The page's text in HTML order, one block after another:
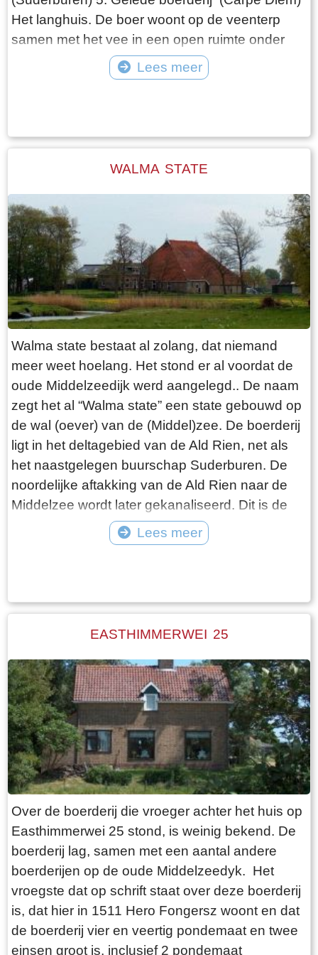
Het langhuis. De boer woont op de veenterp
samen met het vee in een open ruimte onder
één dak. De ontwikkeling van de boerderij gaat
de volgende fase in, als de boer gescheiden
lager is dan het voorhuis. Daarachter de schuur,
naast de boerderij in de hooiberg opgeslagen.
Het laatste langhuis met de bijbehorende
hooiberg in Fryslân staat, volledig
gerestaureerd, in het dorp Warten. Het is als
museum ingericht ( bouwjaar 1725)
Lees meer
WALMA STATE
Walma state bestaat al zolang, dat niemand
meer weet hoelang. Het stond er al voordat de
oude Middelzeedijk werd aangelegd.. De naam
zegt het al “Walma state” een state gebouwd op
de wal (oever) van de (Middel)zee. De boerderij
ligt in het deltagebied van de Ald Rien, net als
het naastgelegen buurschap Suderburen. De
noordelijke aftakking van de Ald Rien naar de
Middelzee wordt later gekanaliseerd. Dit is de
Folsgaasteropvaart. Een kreek die hierop uit
komt, is de oude opvaart naar de boerderij. Bij
Walma State is één van de boerderijen op deze
zwanenjacht. Op oude kaarten staat naast de
boerderij nog een wier. In 1511 wordt er nog een
stinsgracht genoemd. Uit het Register van
aanbreng van 1511 blijkt dat Epa Ighaz “eijgen
geërffd” eigenaar is en Albert Hoytes pachtboer
op de grootste boerderij onder Folsgara. De
boerderij omvat dan LXXX (80) ponden land,
waarvan “36 ponden Hooijland, 31 ponden
Grasland en 7 ponden Reijdland”. Het land ten
zuiden van de boerderij wordt het “lege meden”
genoemd, waaraan het rijeedmeer (rietmeer) ligt.
Het rijeedland (rietland) ligt tegen de “die grote
Rien”. Verder is er nog “6 ponden saedlant
leggende, om ende om op ende an Epas vors.
stins graft”. Deze stinsgracht omsloot de
Lees meer
EASTHIMMERWEI 25
Over de boerderij die vroeger achter het huis op
Easthimmerwei 25 stond, is weinig bekend. De
boerderij lag, samen met een aantal andere
boerderijen op de oude Middelzeedyk. Het
vroegste dat op schrift staat over deze boerderij
is, dat hier in 1511 Hero Fongersz woont en dat
de boerderij vier en veertig pondemaat en twee
einsen groot is, inclusief 2 pondemaat